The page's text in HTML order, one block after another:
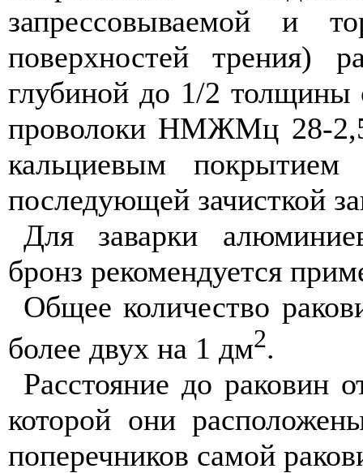
запрессовываемой и
поверхностей трения)
глубиной до 1/2 толщины
проволоки НМЖМц 28-
кальциевым
последующей зачисткой
Для заварки
бронз рекомендуется
Общее количество
более двух на 1 дм2.
Расстояние до раковин
которой они
поперечников самой